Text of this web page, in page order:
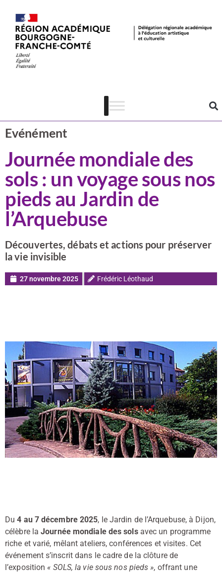
Evénément
Journée mondiale des
sols : un voyage sous nos
pieds au Jardin de
l’Arquebuse
Découvertes, débats et actions pour préserver
la vie invisible
27 novembre 2025 Frédéric Léothaud
Du4 au 7 décembre 2025, le Jardin de l’Arquebuse, à Dijon,
célèbre laJournée mondiale des solsavec un programme
riche et varié, mêlant ateliers, conférences et visites. Cet
événement s’inscrit dans le cadre de laclôture de
l’exposition « SOLS, la vie sous nos pieds », offrant une